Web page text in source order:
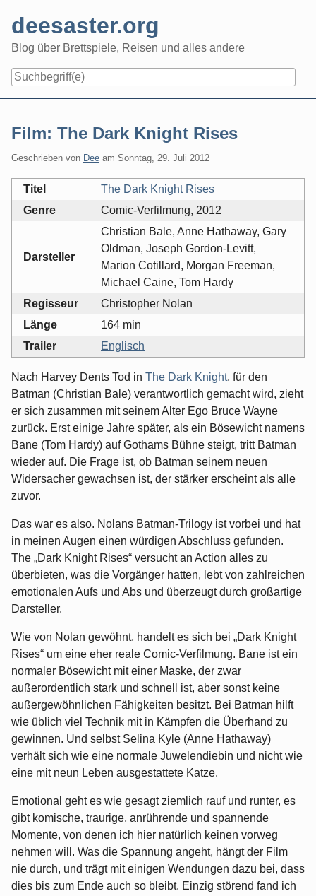
content
deesaster.org
Blog über Brettspiele, Reisen und alles andere
Film: The Dark Knight Rises
Geschrieben von Dee am Sonntag, 29. Juli 2012
Titel
The Dark Knight Rises
Genre
Comic-Verfilmung, 2012
Darsteller
Christian Bale, Anne Hathaway, Gary
Oldman, Joseph Gordon-Levitt,
Marion Cotillard, Morgan Freeman,
Michael Caine, Tom Hardy
Regisseur
Christopher Nolan
Länge
164 min
Trailer
Englisch
Nach Harvey Dents Tod in The Dark Knight, für den
Batman (Christian Bale) verantwortlich gemacht wird, zieht
er sich zusammen mit seinem Alter Ego Bruce Wayne
zurück. Erst einige Jahre später, als ein Bösewicht namens
Bane (Tom Hardy) auf Gothams Bühne steigt, tritt Batman
wieder auf. Die Frage ist, ob Batman seinem neuen
Widersacher gewachsen ist, der stärker erscheint als alle
zuvor.
Das war es also. Nolans Batman-Trilogy ist vorbei und hat
in meinen Augen einen würdigen Abschluss gefunden.
The „Dark Knight Rises“ versucht an Action alles zu
überbieten, was die Vorgänger hatten, lebt von zahlreichen
emotionalen Aufs und Abs und überzeugt durch großartige
Darsteller.
Wie von Nolan gewöhnt, handelt es sich bei „Dark Knight
Rises“ um eine eher reale Comic-Verfilmung. Bane ist ein
normaler Bösewicht mit einer Maske, der zwar
außerordentlich stark und schnell ist, aber sonst keine
außergewöhnlichen Fähigkeiten besitzt. Bei Batman hilft
wie üblich viel Technik mit in Kämpfen die Überhand zu
gewinnen. Und selbst Selina Kyle (Anne Hathaway)
verhält sich wie eine normale Juwelendiebin und nicht wie
eine mit neun Leben ausgestattete Katze.
Emotional geht es wie gesagt ziemlich rauf und runter, es
gibt komische, traurige, anrührende und spannende
Momente, von denen ich hier natürlich keinen vorweg
nehmen will. Was die Spannung angeht, hängt der Film
nie durch, und trägt mit einigen Wendungen dazu bei, dass
dies bis zum Ende auch so bleibt. Einzig störend fand ich